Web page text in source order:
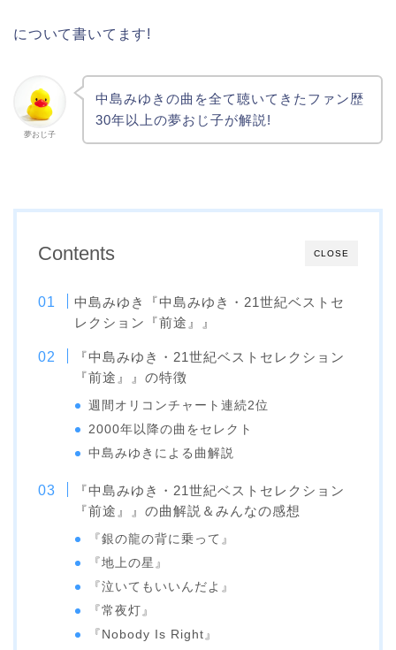
について書いてます!
夢おじ子
中島みゆきの曲を全て聴いてきたファン歴
30年以上の夢おじ子が解説!
CLOSE
Contents
中島みゆき『中島みゆき・21世紀ベストセ
レクション『前途』』
『中島みゆき・21世紀ベストセレクション
『前途』』の特徴
週間オリコンチャート連続2位
2000年以降の曲をセレクト
中島みゆきによる曲解説
『中島みゆき・21世紀ベストセレクション
『前途』』の曲解説＆みんなの感想
『銀の龍の背に乗って』
『地上の星』
『泣いてもいいんだよ』
『常夜灯』
『Nobody Is Right』